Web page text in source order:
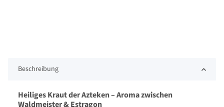
Beschreibung
Heiliges Kraut der Azteken – Aroma zwischen
Waldmeister & Estragon